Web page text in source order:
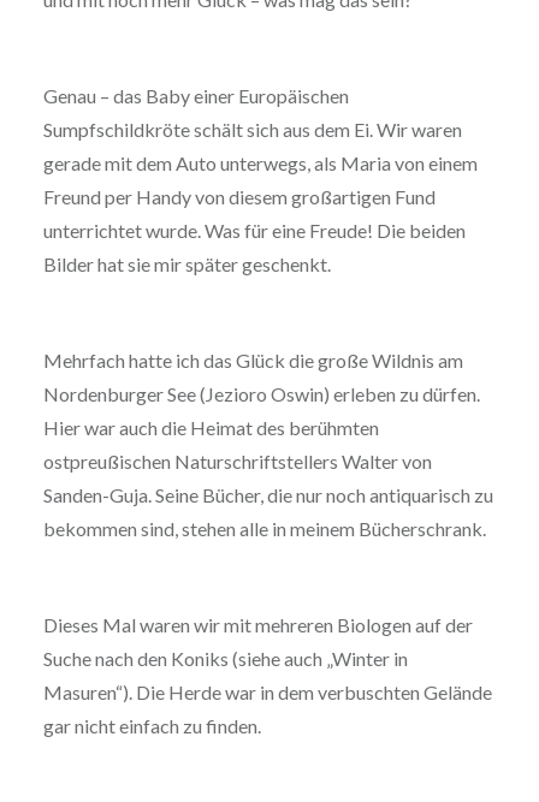
Genau – das Baby einer Europäischen
Sumpfschildkröte schält sich aus dem Ei. Wir waren
gerade mit dem Auto unterwegs, als Maria von einem
Freund per Handy von diesem großartigen Fund
unterrichtet wurde. Was für eine Freude! Die beiden
Bilder hat sie mir später geschenkt.
Mehrfach hatte ich das Glück die große Wildnis am
Nordenburger See (Jezioro Oswin) erleben zu dürfen.
Hier war auch die Heimat des berühmten
ostpreußischen Naturschriftstellers Walter von
Sanden-Guja. Seine Bücher, die nur noch antiquarisch zu
bekommen sind, stehen alle in meinem Bücherschrank.
Dieses Mal waren wir mit mehreren Biologen auf der
Suche nach den Koniks (siehe auch „Winter in
Masuren“). Die Herde war in dem verbuschten Gelände
gar nicht einfach zu finden.